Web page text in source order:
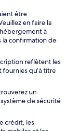
être
en faire la
à
la confirmation de
reflètent les
fournies qu'à titre
un
de sécurité
crédit, les